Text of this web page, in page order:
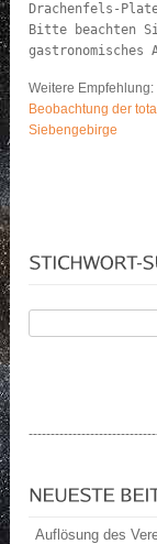
Drachenfels-
Bitte beachten
Weitere Empfehlung:
Beobachtung der
Siebengebirge
Auflösung des